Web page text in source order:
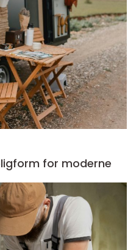
for moderne